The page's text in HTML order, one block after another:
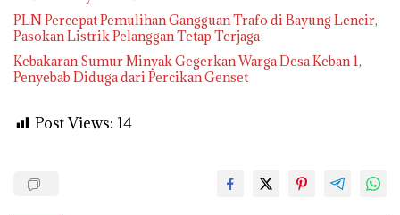
PLN Percepat Pemulihan Gangguan Trafo di Bayung Lencir,
Pasokan Listrik Pelanggan Tetap Terjaga
Kebakaran Sumur Minyak Gegerkan Warga Desa Keban 1,
Penyebab Diduga dari Percikan Genset
Post Views: 14